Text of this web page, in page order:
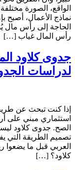
الواقع، الصورة
نماذج الأعمال، أصبح
الحاجة إلى رأس مال
رأس المال غياب […]
جدوى كلاود
لدراسات
إذا كنت تبحث عن
استثماري مبني على
الصح. جدوى كلاود
تصميم الطريقة التي
العربي قبل ما يضعوا
كلاود؟ […]